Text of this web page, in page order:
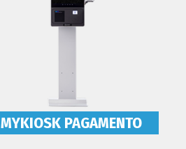
MYKIOSK PAGAMENTO